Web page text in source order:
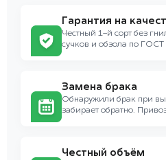
Гарантия на
Честный 1-й сорт без
сучков и обзола по ГОСТ
Замена брака
Обнаружили брак при
забирает обратно.
Честный объём